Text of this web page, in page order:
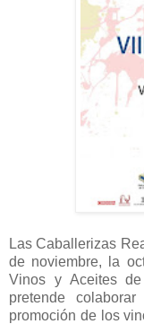
Las Caballerizas
de noviembre, la
Vinos y Aceites
pretende
promoción de los